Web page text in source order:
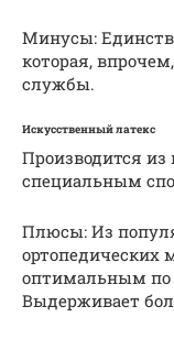
Минусы:
которая,
службы.
Искусственный латекс
Производится из
специальным
Плюсы: Из
ортопедических
оптимальным по
Выдерживает